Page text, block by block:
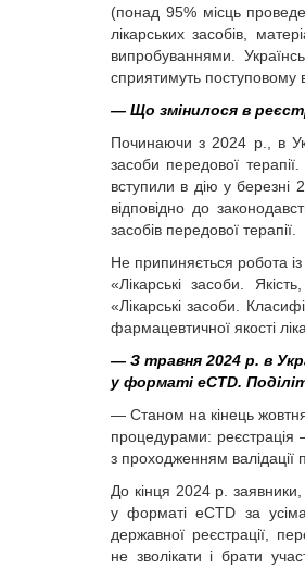
(понад 95% місць
лікарських засобів,
випробуваннями.
сприятимуть поступовому
— Що змінилося в
Починаючи з 2024 р., в
засоби передової
вступили в дію у березні
відповідно до
засобів передової терапії.
Не припиняється робота
«Лікарські засоби.
«Лікарські засоби.
фармацевтичної якості
— З травня 2024 р. в
у форматі eCTD.
— Станом на кінець
процедурами: реєстрація
з проходженням
До кінця 2024 р. заявники,
у форматі eCTD за
державної реєстрації,
не зволікати і брати